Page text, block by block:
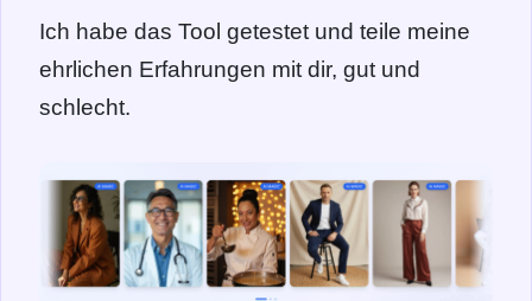
Ich habe das Tool getestet und teile meine
ehrlichen Erfahrungen mit dir, gut und
schlecht.